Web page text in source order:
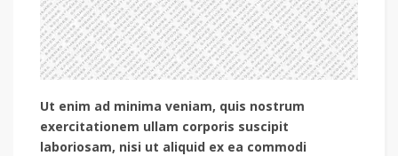
Ut enim ad minima veniam, quis nostrum
exercitationem ullam corporis suscipit
laboriosam, nisi ut aliquid ex ea commodi